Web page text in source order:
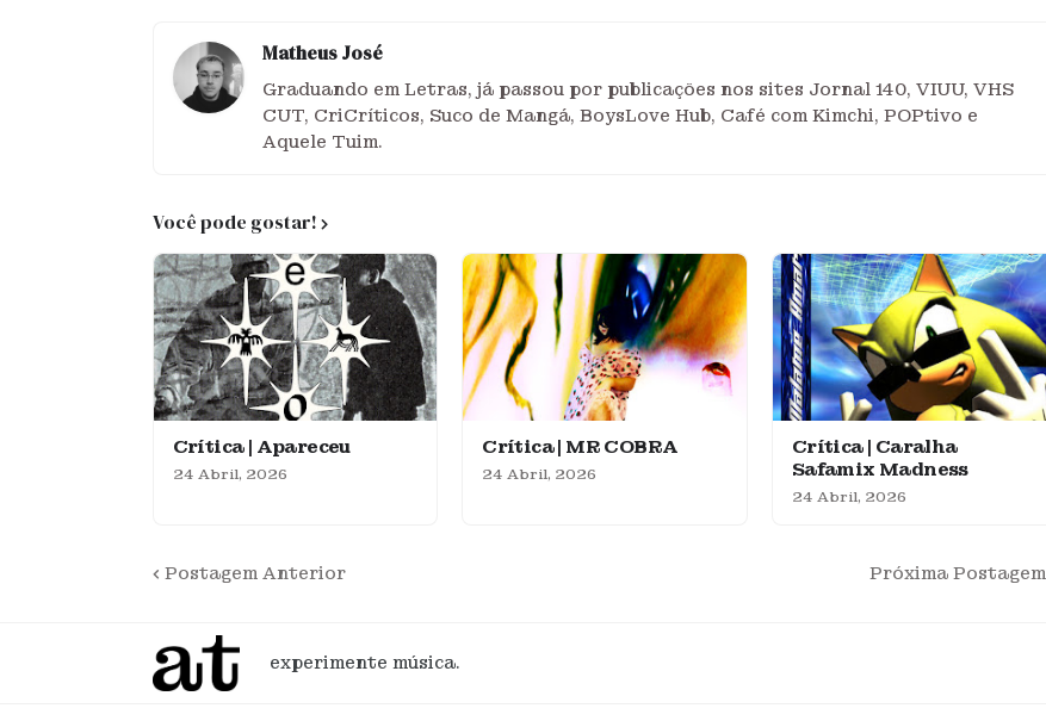
Matheus José
Graduando em Letras, já passou por publicações nos sites Jornal 140, VIUU, VHS
CUT, CriCríticos, Suco de Mangá, BoysLove Hub, Café com Kimchi, POPtivo e
Aquele Tuim.
Você pode gostar!
Crítica | Apareceu
24 Abril, 2026
Crítica | MR COBRA
24 Abril, 2026
Crítica | Caralha
Safamix Madness
24 Abril, 2026
Postagem Anterior Próxima Postagem
experimente música.